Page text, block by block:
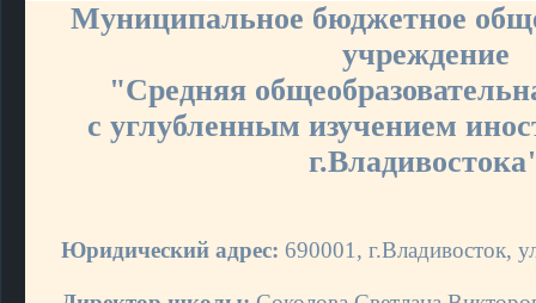
Муниципальное бюджетное
учреждение
"Средняя
c углубленным изучением
Юридический адрес: 690001, г.Владивосток,